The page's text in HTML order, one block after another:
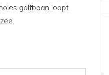
golfbaan loopt